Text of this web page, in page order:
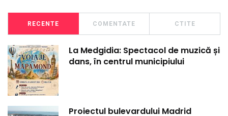
RECENTE COMENTATE CTITE
La Medgidia: Spectacol de muzică și
dans, în centrul municipiului
Proiectul bulevardului Madrid